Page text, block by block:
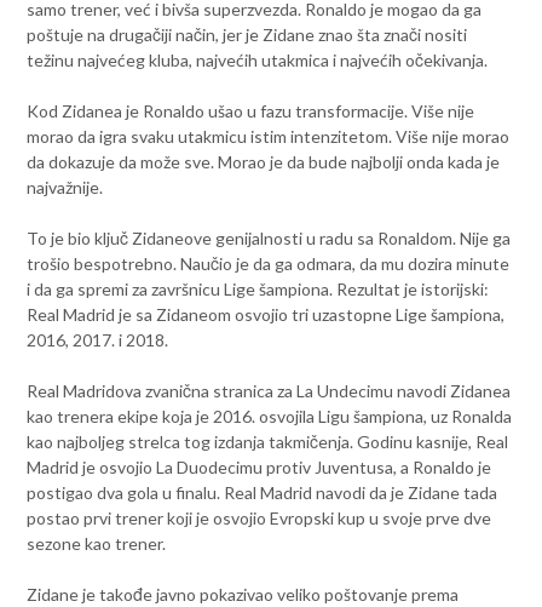
samo trener, već i bivša superzvezda. Ronaldo je mogao da ga
poštuje na drugačiji način, jer je Zidane znao šta znači nositi
težinu najvećeg kluba, najvećih utakmica i najvećih očekivanja.
Kod Zidanea je Ronaldo ušao u fazu transformacije. Više nije
morao da igra svaku utakmicu istim intenzitetom. Više nije morao
da dokazuje da može sve. Morao je da bude najbolji onda kada je
najvažnije.
To je bio ključ Zidaneove genijalnosti u radu sa Ronaldom. Nije ga
trošio bespotrebno. Naučio je da ga odmara, da mu dozira minute
i da ga spremi za završnicu Lige šampiona. Rezultat je istorijski:
Real Madrid je sa Zidaneom osvojio tri uzastopne Lige šampiona,
2016, 2017. i 2018.
Real Madridova zvanična stranica za La Undecimu navodi Zidanea
kao trenera ekipe koja je 2016. osvojila Ligu šampiona, uz Ronalda
kao najboljeg strelca tog izdanja takmičenja. Godinu kasnije, Real
Madrid je osvojio La Duodecimu protiv Juventusa, a Ronaldo je
postigao dva gola u finalu. Real Madrid navodi da je Zidane tada
postao prvi trener koji je osvojio Evropski kup u svoje prve dve
sezone kao trener.
Zidane je takođe javno pokazivao veliko poštovanje prema